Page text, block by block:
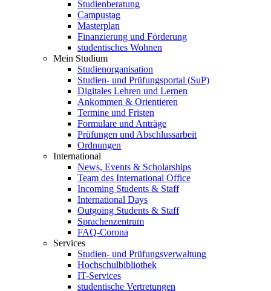
Studienberatung
Campustag
Masterplan
Finanzierung und Förderung
studentisches Wohnen
Mein Studium
Studienorganisation
Studien- und Prüfungsportal (SuP)
Digitales Lehren und Lernen
Ankommen & Orientieren
Termine und Fristen
Formulare und Anträge
Prüfungen und Abschlussarbeit
Ordnungen
International
News, Events & Scholarships
Team des International Office
Incoming Students & Staff
International Days
Outgoing Students & Staff
Sprachenzentrum
FAQ-Corona
Services
Studien- und Prüfungsverwaltung
Hochschulbibliothek
IT-Services
studentische Vertretungen